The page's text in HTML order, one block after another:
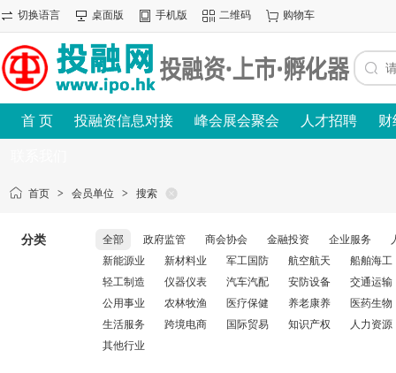
切换语言 桌面版 手机版 二维码 购物车
首 页 投融资信息对接 峰会展会聚会 人才招聘 财
首页 > 会员单位 > 搜索
分类 全部 政府监管 商会协会 金融投资 企业服务
新能源业
新材料业 军工国防 航空航天
船舶海工
轻工制造
仪器仪表 汽车汽配 安防设备
交通运输
公用事业
农林牧渔 医疗保健 养老康养
医药生物
生活服务
跨境电商 国际贸易 知识产权
人力资源
其他行业